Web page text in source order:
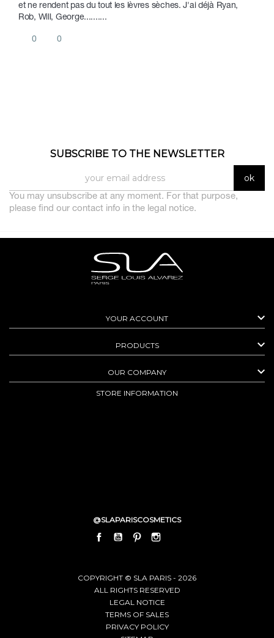
et ne rendent pas du tout les lèvres sèches. J'ai déjà Ryan,
Rob, Will, George..........
0 0
SUBSCRIBE TO THE NEWSLETTER
You may unsubscribe at any moment. For that purpose,
please find our contact info in the legal notice.
YOUR ACCOUNT 
PRODUCTS 
OUR COMPANY 
STORE INFORMATION
@SLAPARISCOSMETICS
FACEBOOKYOUTUBEPINTEREST
COPYRIGHT © SLA PARIS - 2026
ALL RIGHTS RESERVED
LEGAL NOTICE
TERMS OF SALES
PRIVACY POLICY